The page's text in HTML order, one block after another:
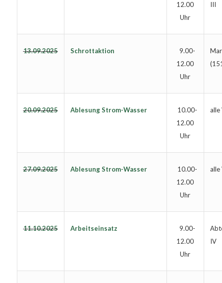
12.00
Uhr
III
13.09.2025 Schrottaktion
9.00-
12.00
Uhr
20.09.2025 Ablesung Strom-Wasser
10.00-
12.00
Uhr
alle
27.09.2025 Ablesung Strom-Wasser
10.00-
12.00
Uhr
alle
11.10.2025 Arbeitseinsatz
9.00-
12.00
Uhr
IV